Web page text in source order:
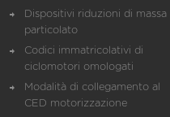
Dispositivi riduzioni di massa
particolato
Codici immatricolativi di
ciclomotori omologati
Modalità di collegamento al
CED motorizzazione